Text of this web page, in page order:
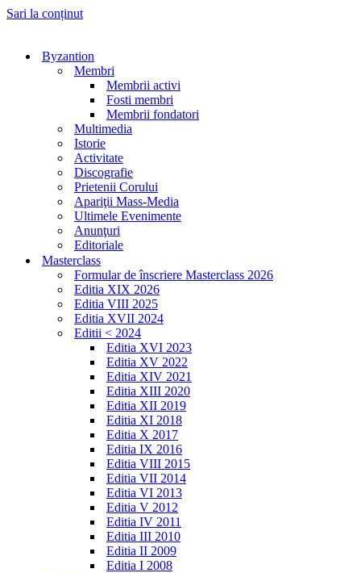
Sari la conținut
Byzantion
Membri
Membrii activi
Fosti membri
Membrii fondatori
Multimedia
Istorie
Activitate
Discografie
Prietenii Corului
Apariţii Mass-Media
Ultimele Evenimente
Anunţuri
Editoriale
Masterclass
Formular de înscriere Masterclass 2026
Editia XIX 2026
Editia VIII 2025
Editia XVII 2024
Editii < 2024
Editia XVI 2023
Editia XV 2022
Editia XIV 2021
Editia XIII 2020
Editia XII 2019
Editia XI 2018
Editia X 2017
Editia IX 2016
Editia VIII 2015
Editia VII 2014
Editia VI 2013
Editia V 2012
Editia IV 2011
Editia III 2010
Editia II 2009
Editia I 2008